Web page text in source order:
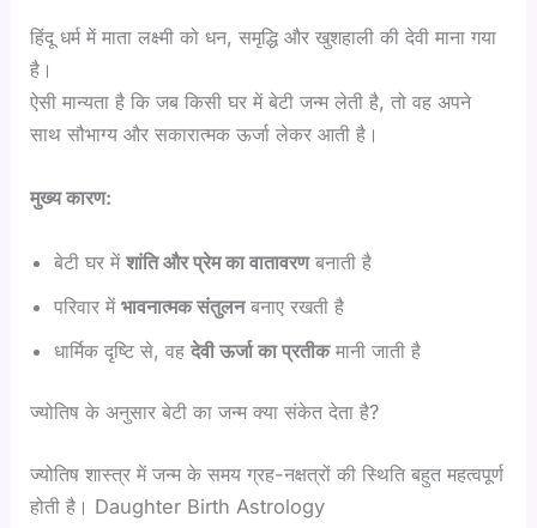
हिंदू धर्म में माता लक्ष्मी को धन, समृद्धि और खुशहाली की देवी माना गया
है।
ऐसी मान्यता है कि जब किसी घर में बेटी जन्म लेती है, तो वह अपने
साथ सौभाग्य और सकारात्मक ऊर्जा लेकर आती है।
मुख्य कारण:
बेटी घर मेंशांति और प्रेम का वातावरणबनाती है
परिवार मेंभावनात्मक संतुलनबनाए रखती है
धार्मिक दृष्टि से, वहदेवी ऊर्जा का प्रतीकमानी जाती है
ज्योतिष के अनुसार बेटी का जन्म क्या संकेत देता है?
ज्योतिष शास्त्र में जन्म के समय ग्रह-नक्षत्रों की स्थिति बहुत महत्वपूर्ण
होती है। Daughter Birth Astrology